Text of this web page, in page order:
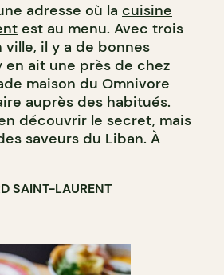
adresse où la cuisine
est au menu. Avec trois
ville, il y a de bonnes
en ait une près de chez
maison du Omnivore
auprès des habitués.
découvrir le secret, mais
saveurs du Liban. À
SAINT-LAURENT